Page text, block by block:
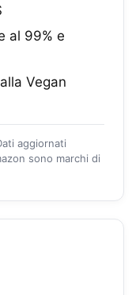
al 99% e
Vegan
aggiornati
sono marchi di